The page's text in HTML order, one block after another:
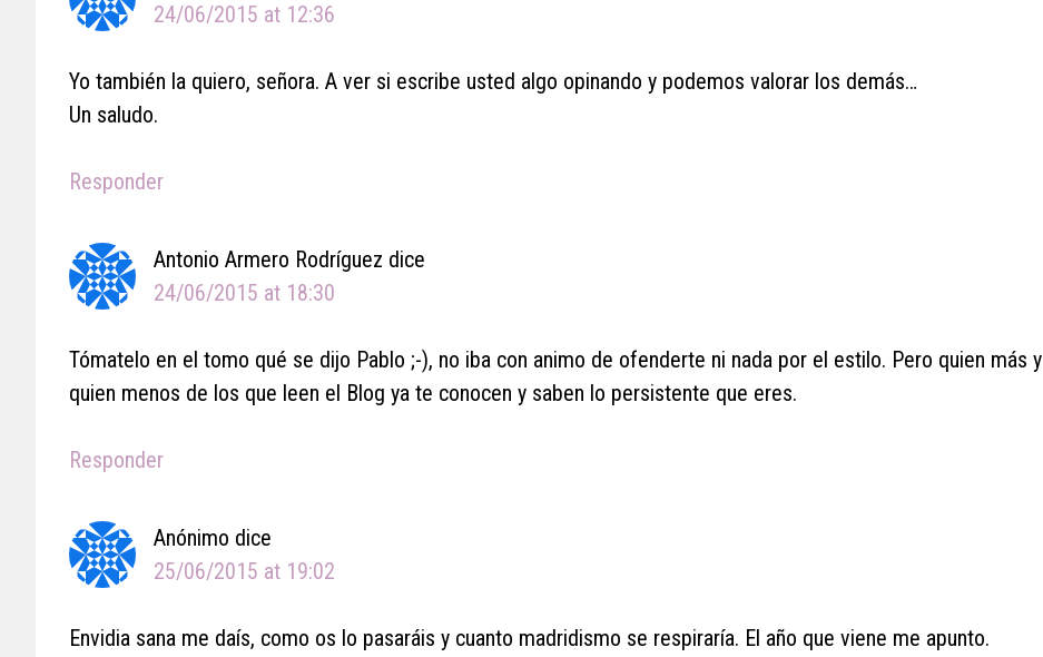
24/06/2015 at 12:36
Yo también la quiero, señora. A ver si escribe usted algo opinando y podemos valorar los demás…
Un saludo.
Responder
Antonio Armero Rodríguez dice
24/06/2015 at 18:30
Tómatelo en el tomo qué se dijo Pablo ;-), no iba con animo de ofenderte ni nada por el estilo. Pero quien más y
quien menos de los que leen el Blog ya te conocen y saben lo persistente que eres.
Responder
Anónimo dice
25/06/2015 at 19:02
Envidia sana me daís, como os lo pasaráis y cuanto madridismo se respiraría. El año que viene me apunto.